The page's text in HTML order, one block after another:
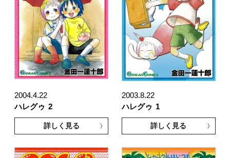
2004.4.22
ハレグゥ 2
詳しく見る
2003.8.22
ハレグゥ 1
詳しく見る